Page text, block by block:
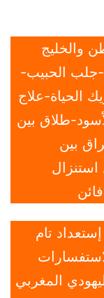
والخليج
جلب الحبيب-
الحياة-علاج
طلاق بين
بين
تام
المغربي